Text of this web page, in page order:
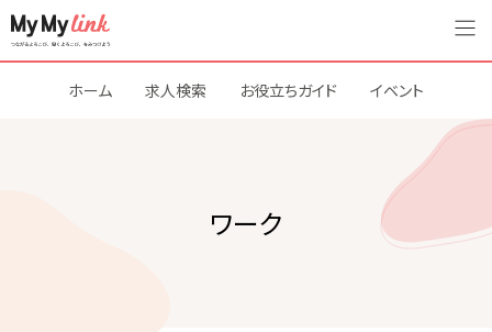
ホーム 求人検索 お役立ちガイド イベント
ワーク